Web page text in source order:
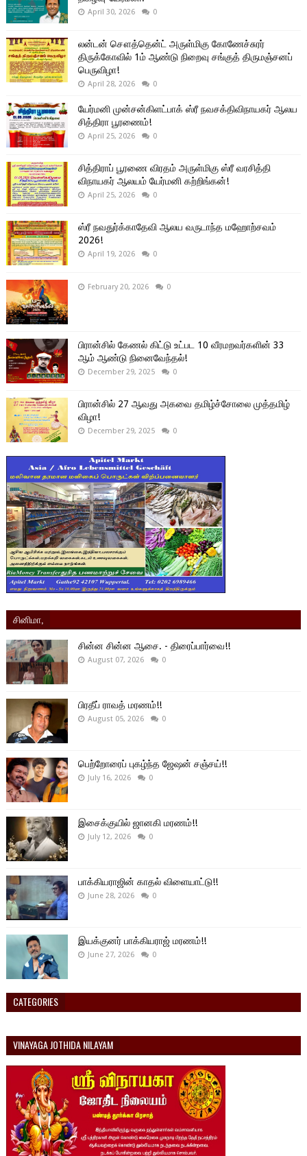
April 30, 2026 0
லன்டன் சௌத்தென்ட் அருள்மிகு கோணேச்சுரர்
திருக்கோவில் 1ம் ஆண்டு நிறைவு சங்குத் திருமஞ்சனப்
பெருவிழா!
April 28, 2026 0
யேர்மனி முன்சன்கிளட்பாக் ஸ்ரீ நவசக்திவிநாயகர் ஆலய
சித்திரா பூரணைம்!
April 25, 2026 0
சித்திராப் பூரணை விரதம் அருள்மிகு ஸ்ரீ வரசித்தி
விநாயகர் ஆலயம் யேர்மனி கற்றிங்கன்!
April 25, 2026 0
ஸ்ரீ நவதுர்க்காதேவி ஆலய வருடாந்த மஹோற்சவம்
2026!
April 19, 2026 0
February 20, 2026 0
பிரான்சில் கேணல் கிட்டு உட்பட 10 வீரமறவர்களின் 33
ஆம் ஆண்டு நினைவேந்தல்!
December 29, 2025 0
பிரான்சில் 27 ஆவது அகவை தமிழ்ச்சோலை முத்தமிழ்
விழா!
December 29, 2025 0
சினிமா,
சின்ன சின்ன ஆசை. - திரைப்பார்வை!!
August 07, 2026 0
பிரதீப் ராவத் மரணம்!!
August 05, 2026 0
பெற்றோரைப் புகழ்ந்த ஜேஷன் சஞ்சய்!!
July 16, 2026 0
இசைக்குயில் ஜானகி மரணம்!!
July 12, 2026 0
பாக்கியராஜின் காதல் விளையாட்டு!!
June 28, 2026 0
இயக்குனர் பாக்கியராஜ் மரணம்!!
June 27, 2026 0
CATEGORIES
VINAYAGA JOTHIDA NILAYAM